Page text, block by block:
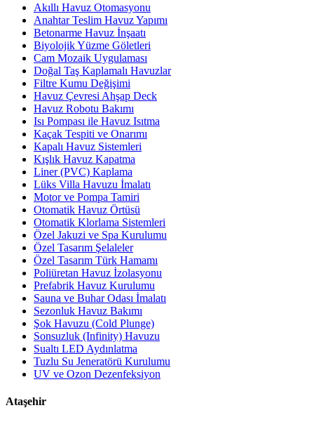
Akıllı Havuz Otomasyonu
Anahtar Teslim Havuz Yapımı
Betonarme Havuz İnşaatı
Biyolojik Yüzme Göletleri
Cam Mozaik Uygulaması
Doğal Taş Kaplamalı Havuzlar
Filtre Kumu Değişimi
Havuz Çevresi Ahşap Deck
Havuz Robotu Bakımı
Isı Pompası ile Havuz Isıtma
Kaçak Tespiti ve Onarımı
Kapalı Havuz Sistemleri
Kışlık Havuz Kapatma
Liner (PVC) Kaplama
Lüks Villa Havuzu İmalatı
Motor ve Pompa Tamiri
Otomatik Havuz Örtüsü
Otomatik Klorlama Sistemleri
Özel Jakuzi ve Spa Kurulumu
Özel Tasarım Şelaleler
Özel Tasarım Türk Hamamı
Poliüretan Havuz İzolasyonu
Prefabrik Havuz Kurulumu
Sauna ve Buhar Odası İmalatı
Sezonluk Havuz Bakımı
Şok Havuzu (Cold Plunge)
Sonsuzluk (Infinity) Havuzu
Sualtı LED Aydınlatma
Tuzlu Su Jeneratörü Kurulumu
UV ve Ozon Dezenfeksiyon
Ataşehir